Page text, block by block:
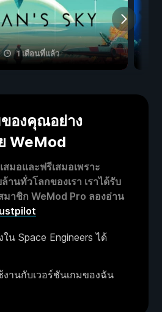
1 เดือนที่แล้ว
องคุณอย่าง
WeMod
มอและฟรีเสมอเพราะ
านทั่วโลกของเรา เราได้รับ
าชิก WeMod Pro ลองอ่าน
น Space Engineers ได้
านกับเวอร์ชันเกมของฉัน